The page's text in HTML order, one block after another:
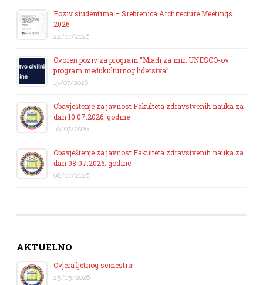
Poziv studentima – Srebrenica Architecture Meetings
2026
22/07/2026
Ovoren poziv za program “Mladi za mir: UNESCO-ov
program međukulturnog liderstva”
13/07/2026
Obavještenje za javnost Fakulteta zdravstvenih nauka za
dan 10.07.2026. godine
10/07/2026
Obavještenje za javnost Fakulteta zdravstvenih nauka za
dan 08.07.2026. godine
08/07/2026
AKTUELNO
Ovjera ljetnog semestra!
25/05/2026